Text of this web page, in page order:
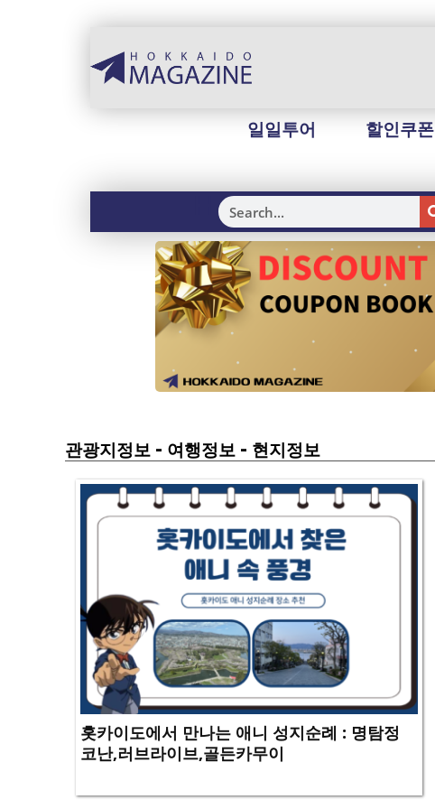
일일투어 할인쿠폰
관광지정보 - 여행정보 - 현지정보
홋카이도에서 만나는 애니 성지순례 : 명탐정
코난,러브라이브,골든카무이